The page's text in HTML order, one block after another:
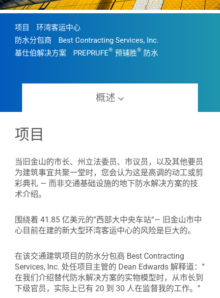
项目
环湾客运中心
防水分包商
Best Contracting Services, Inc.
基仕伯解决方案
PREPRUFE® 预铺胜® 防水
概述
项目
当旧金山的市长、州立法委员、市议员，以及其他要员
为建筑事宜共聚一堂时，您会认为这是高调的动工或剪
彩典礼 — 而非交通基础设施的地下防水解决方案的技
术介绍。
围绕着 41.85 亿美元的”西部大中央车站“— 旧金山市中
心目前在建的新大型环湾客运中心的风险是巨大的。
在该交通建筑项目的防水分包商 Best Contracting
Services, Inc. 处任项目主管的 Dean Edwards 解释道：”
在我们介绍替代防水解决方案的实物模型时，从市长到
下级官员，实际上已有 20 到 30 人在监督我的工作。”